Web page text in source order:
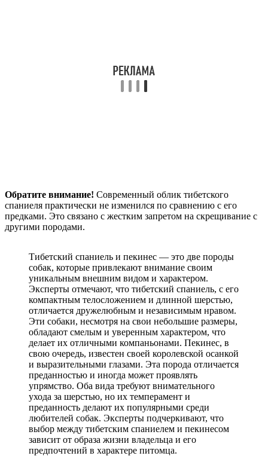
Обратите внимание! Современный облик тибетского
спаниеля практически не изменился по сравнению с его
предками. Это связано с жестким запретом на скрещивание с
другими породами.
Тибетский спаниель и пекинес — это две породы
собак, которые привлекают внимание своим
уникальным внешним видом и характером.
Эксперты отмечают, что тибетский спаниель, с его
компактным телосложением и длинной шерстью,
отличается дружелюбным и независимым нравом.
Эти собаки, несмотря на свои небольшие размеры,
обладают смелым и уверенным характером, что
делает их отличными компаньонами. Пекинес, в
свою очередь, известен своей королевской осанкой
и выразительными глазами. Эта порода отличается
преданностью и иногда может проявлять
упрямство. Оба вида требуют внимательного
ухода за шерстью, но их темперамент и
преданность делают их популярными среди
любителей собак. Эксперты подчеркивают, что
выбор между тибетским спаниелем и пекинесом
зависит от образа жизни владельца и его
предпочтений в характере питомца.